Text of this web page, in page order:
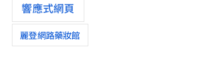
響應式網頁
麗登網路藥妝館